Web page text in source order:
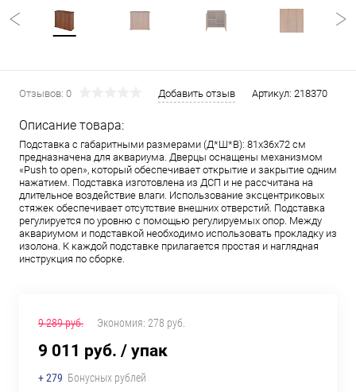
Отзывов: 0 Добавить отзыв Артикул: 218370
Описание товара:
Подставка с габаритными размерами (Д*Ш*В): 81x36x72 см
предназначена для аквариума. Дверцы оснащены механизмом
«Push to open», который обеспечивает открытие и закрытие одним
нажатием. Подставка изготовлена из ДСП и не рассчитана на
длительное воздействие влаги. Использование эксцентриковых
стяжек обеспечивает отсутствие внешних отверстий. Подставка
регулируется по уровню с помощью регулируемых опор. Между
аквариумом и подставкой необходимо использовать прокладку из
изолона. К каждой подставке прилагается простая и наглядная
инструкция по сборке.
9 289 руб. Экономия: 278 руб.
9 011 руб. / упак
+ 279 Бонусных рублей